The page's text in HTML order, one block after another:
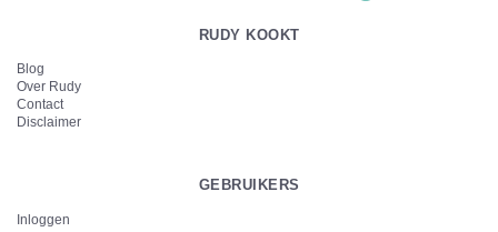
RUDY KOOKT
Blog
Over Rudy
Contact
Disclaimer
GEBRUIKERS
Inloggen